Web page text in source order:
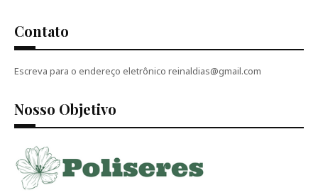
Contato
Escreva para o endereço eletrônico reinaldias@gmail.com
Nosso Objetivo